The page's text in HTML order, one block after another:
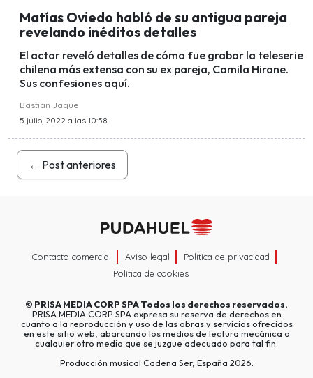
Matías Oviedo habló de su antigua pareja
revelando inéditos detalles
El actor reveló detalles de cómo fue grabar la teleserie
chilena más extensa con su ex pareja, Camila Hirane.
Sus confesiones aquí.
Bastián Jaque
5 julio, 2022 a las 10:58
← Post anteriores
Contacto comercial Aviso legal
Política de privacidad
Política de cookies
© PRISA MEDIA CORP SPATodos los derechos reservados.
PRISA MEDIA CORP SPA expresa su reserva de derechos en
cuanto a la reproducción y uso de las obras y servicios ofrecidos
en este sitio web, abarcando los medios de lectura mecánica o
cualquier otro medio que se juzgue adecuado para tal fin.
Producción musical Cadena Ser, España 2026.